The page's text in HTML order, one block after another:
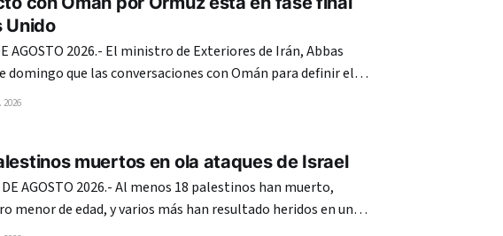
Unido
AGOSTO 2026.- El ministro de Exteriores de Irán, Abbas
domingo que las conversaciones con Omán para definir el
Ormuz entraron en su «fase final» y reiteró que Estados
2026
muertos en ola ataques de Israel
DE AGOSTO 2026.- Al menos 18 palestinos han muerto,
menor de edad, y varios más han resultado heridos en una
ejecutados en la madrugada de este domingo por el